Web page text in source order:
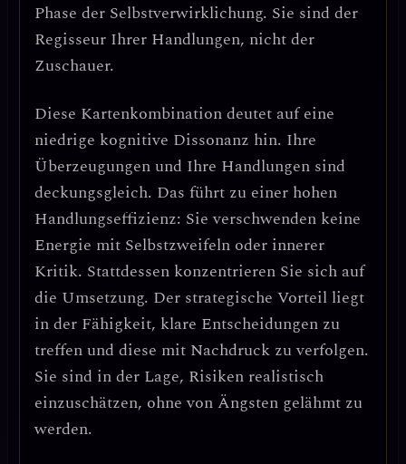
Phase der Selbstverwirklichung. Sie sind der
Regisseur Ihrer Handlungen, nicht der
Zuschauer.
Diese Kartenkombination deutet auf eine
niedrige kognitive Dissonanz hin. Ihre
Überzeugungen und Ihre Handlungen sind
deckungsgleich. Das führt zu einer hohen
Handlungseffizienz: Sie verschwenden keine
Energie mit Selbstzweifeln oder innerer
Kritik. Stattdessen konzentrieren Sie sich auf
die Umsetzung. Der strategische Vorteil liegt
in der Fähigkeit, klare Entscheidungen zu
treffen und diese mit Nachdruck zu verfolgen.
Sie sind in der Lage, Risiken realistisch
einzuschätzen, ohne von Ängsten gelähmt zu
werden.